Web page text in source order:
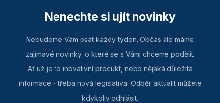
Nenechte si ujít novinky
Nebudeme Vám psát každý týden. Občas ale máme
zajímavé novinky, o které se s Vámi chceme podělit.
Ať už je to inovativní produkt, nebo nějaká důležitá
informace - třeba nová legislativa. Odběr aktualit můžete
kdykoliv odhlásit.